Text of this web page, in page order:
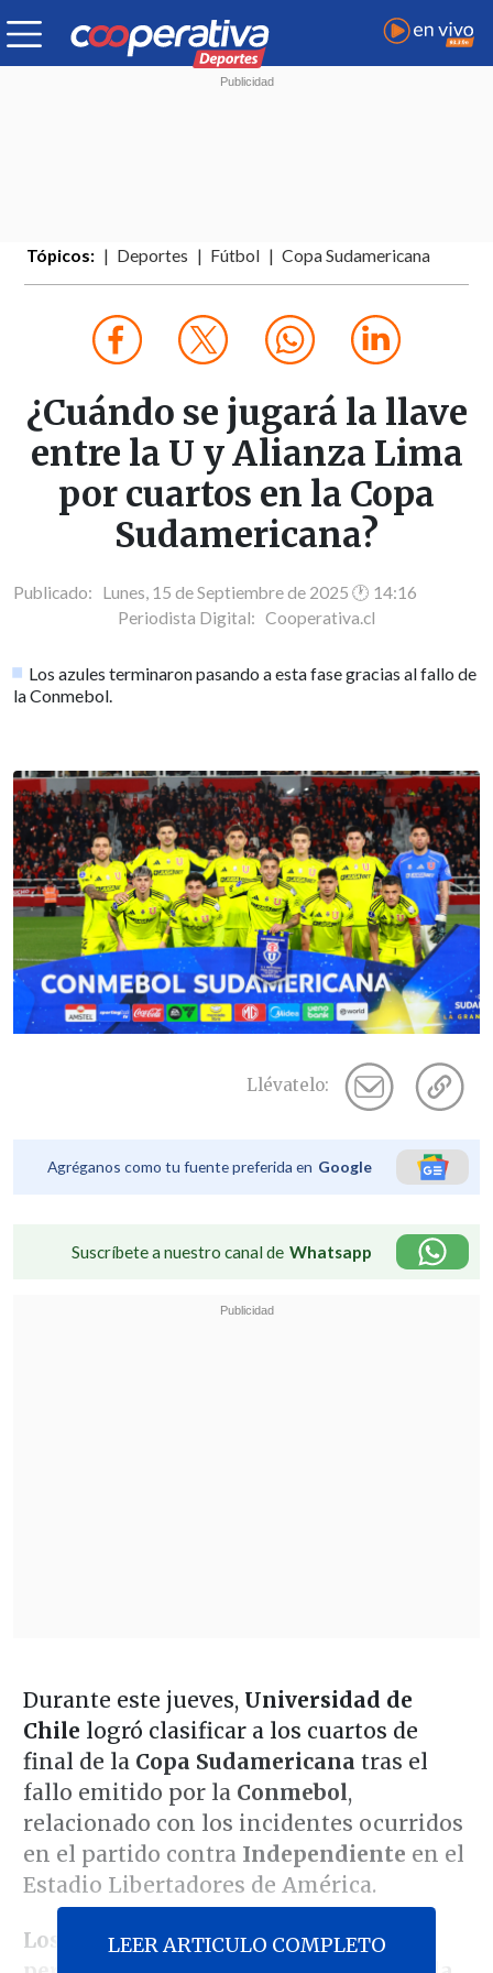
Tópicos: Deportes Fútbol Copa Sudamericana
¿Cuándo se jugará la llave
entre la U y Alianza Lima
por cuartos en la Copa
Sudamericana?
Publicado: Lunes, 15 de Septiembre de 2025 🕐 14:16
Periodista Digital: Cooperativa.cl
Los azules terminaron pasando a esta fase gracias al fallo de
la Conmebol.
Llévatelo:
Agréganos como tu fuente preferida en Google
Suscríbete a nuestro canal de Whatsapp
Durante este jueves, Universidad de
Chile logró clasificar a los cuartos de
final de la Copa Sudamericana tras el
fallo emitido por la Conmebol,
relacionado con los incidentes ocurridos
en el partido contra Independiente en el
Estadio Libertadores de América.
Los azules se enfrentarán al equipo
LEER ARTICULO COMPLETO